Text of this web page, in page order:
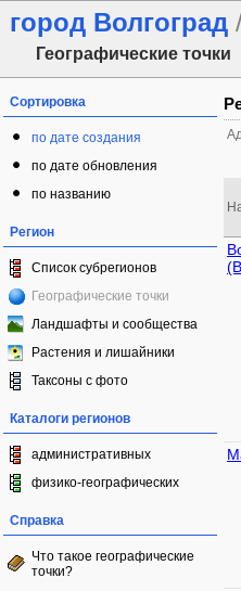
город Волгоград
Географические точки
Сортировка
по дате создания
по дате обновления
по названию
Регион
Список субрегионов
Географические точки
Ландшафты и сообщества
Растения и лишайники
Таксоны с фото
Каталоги регионов
административных
физико-географических
Справка
Что такое географические
точки?